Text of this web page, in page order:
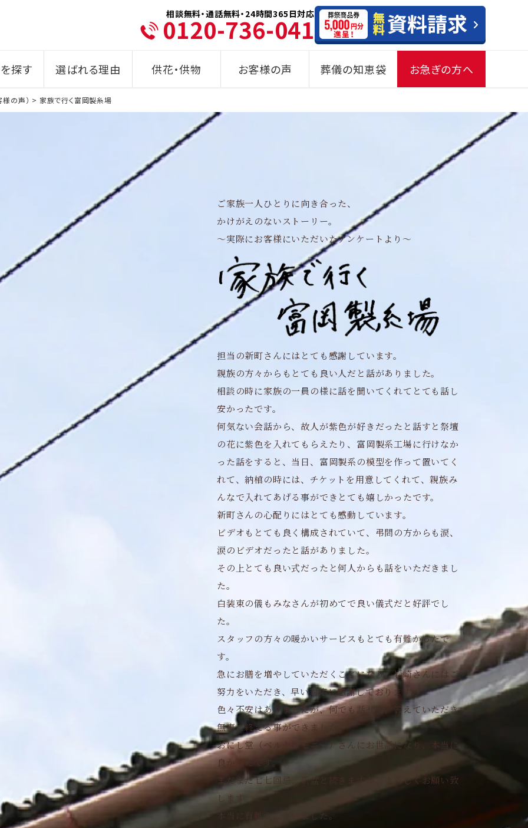
相談無料・通話無料・24時間365日対応
0120-736-041
探す 選ばれる理由 供花・供物 お客様の声 葬儀の知恵袋 お急ぎの方へ
の声） > 家族で行く富岡製糸場
ご家族一人ひとりに向き合った、
かけがえのないストーリー。
〜実際にお客様にいただいたアンケートより〜
担当の新町さんにはとても感謝しています。
親族の方々からもとても良い人だと話がありました。
相談の時に家族の一員の様に話を聞いてくれてとても話し
安かったです。
何気ない会話から、故人が紫色が好きだったと話すと祭壇
の花に紫色を入れてもらえたり、富岡製系工場に行けなか
った話をすると、当日、富岡製系の模型を作って置いてく
れて、納棺の時には、チケットを用意してくれて、親族み
んなで入れてあげる事ができとても嬉しかったです。
新町さんの心配りにはとても感動しています。
ビデオもとても良く構成されていて、弔問の方からも涙、
涙のビデオだったと話がありました。
その上とても良い式だったと何人からも話をいただきまし
た。
白装束の儀もみなさんが初めてで良い儀式だと好評でし
た。
スタッフの方々の暖かいサービスもとても有難かったで
す。
急にお膳を増やしていただくことになり、岩崎さんにはご
努力をいただき、早い対応に感謝しております。
色々不安はありましたが、何でも話せて、答えていただき
無事に終える事ができました。
おにし堂（ベルセレモニー）さんにお世話になり、本当に
良かったです。
まだまだ七七回忌、新盆と続きますが、よろしくお願い致
します。
本当に有難うございました。